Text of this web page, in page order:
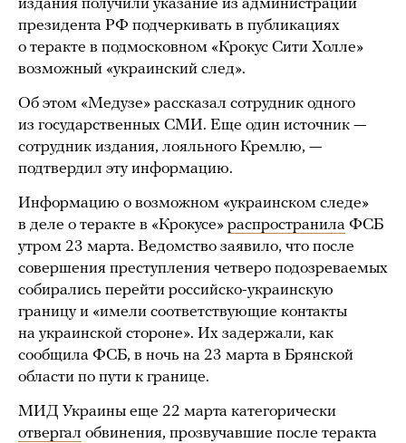
издания получили указание из администрации
президента РФ подчеркивать в публикациях
о теракте в подмосковном «Крокус Сити Холле»
возможный «украинский след».
Об этом «Медузе» рассказал сотрудник одного
из государственных СМИ. Еще один источник —
сотрудник издания, лояльного Кремлю, —
подтвердил эту информацию.
Информацию о возможном «украинском следе»
в деле о теракте в «Крокусе» распространила ФСБ
утром 23 марта. Ведомство заявило, что после
совершения преступления четверо подозреваемых
собирались перейти российско-украинскую
границу и «имели соответствующие контакты
на украинской стороне». Их задержали, как
сообщила ФСБ, в ночь на 23 марта в Брянской
области по пути к границе.
МИД Украины еще 22 марта категорически
отвергал обвинения, прозвучавшие после теракта